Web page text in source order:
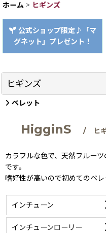
ホーム > ヒギンズ
公式ショップ限定♪「マ
グネット」プレゼント！
ヒギンズ
ペレット
HigginS / ヒ
カラフルな色で、天然フルー
です。
嗜好性が高いので初めてのペレ
インチューン
インチューンローリー